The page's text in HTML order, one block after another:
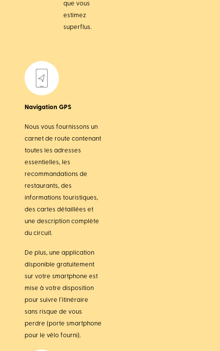
que vous
estimez
superflus.
Navigation GPS
Nous vous fournissons un
carnet de route contenant
toutes les adresses
essentielles, les
recommandations de
restaurants, des
informations touristiques,
des cartes détaillées et
une description complète
du circuit.
De plus, une application
disponible gratuitement
sur votre smartphone est
mise à votre disposition
pour suivre l’itinéraire
sans risque de vous
perdre (porte smartphone
pour le vélo fourni).